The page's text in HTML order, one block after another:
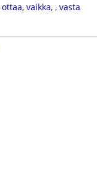
ottaa, vaikka, , vasta